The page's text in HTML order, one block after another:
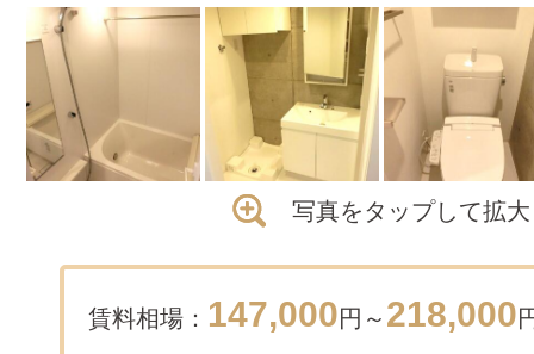
写真をタップして拡大
賃料相場： 147,000円～ 218,000